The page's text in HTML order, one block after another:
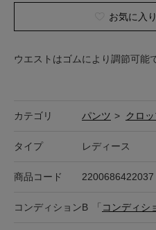
お気に入
ウエストはゴムにより調節可能
カテゴリ パンツ > クロ
タイプ レディース
商品コード 2200686422037
コンディションB 「 コンディシ